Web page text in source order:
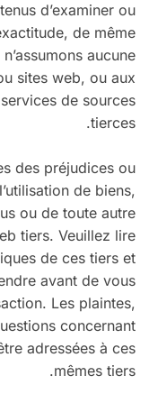
d’examiner ou
de même
aucune
sites web, ou aux
de sources
tierces.
des préjudices ou
de biens,
ou de toute autre
tiers. Veuillez lire
de ces tiers et
avant de vous
Les plaintes,
concernant
adressées à ces
mêmes tiers.